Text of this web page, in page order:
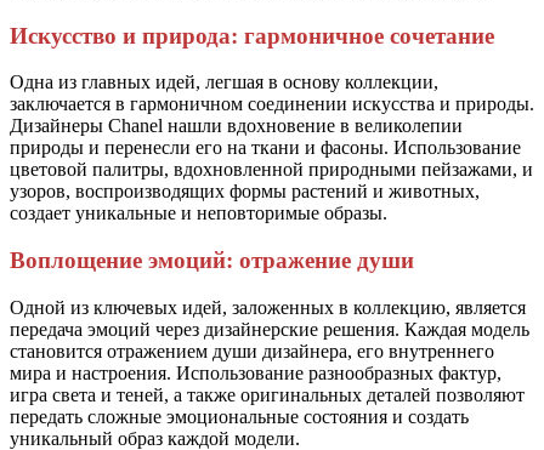
Искусство и природа: гармоничное сочетание
Одна из главных идей, легшая в основу коллекции,
заключается в гармоничном соединении искусства и природы.
Дизайнеры Chanel нашли вдохновение в великолепии
природы и перенесли его на ткани и фасоны. Использование
цветовой палитры, вдохновленной природными пейзажами, и
узоров, воспроизводящих формы растений и животных,
создает уникальные и неповторимые образы.
Воплощение эмоций: отражение души
Одной из ключевых идей, заложенных в коллекцию, является
передача эмоций через дизайнерские решения. Каждая модель
становится отражением души дизайнера, его внутреннего
мира и настроения. Использование разнообразных фактур,
игра света и теней, а также оригинальных деталей позволяют
передать сложные эмоциональные состояния и создать
уникальный образ каждой модели.